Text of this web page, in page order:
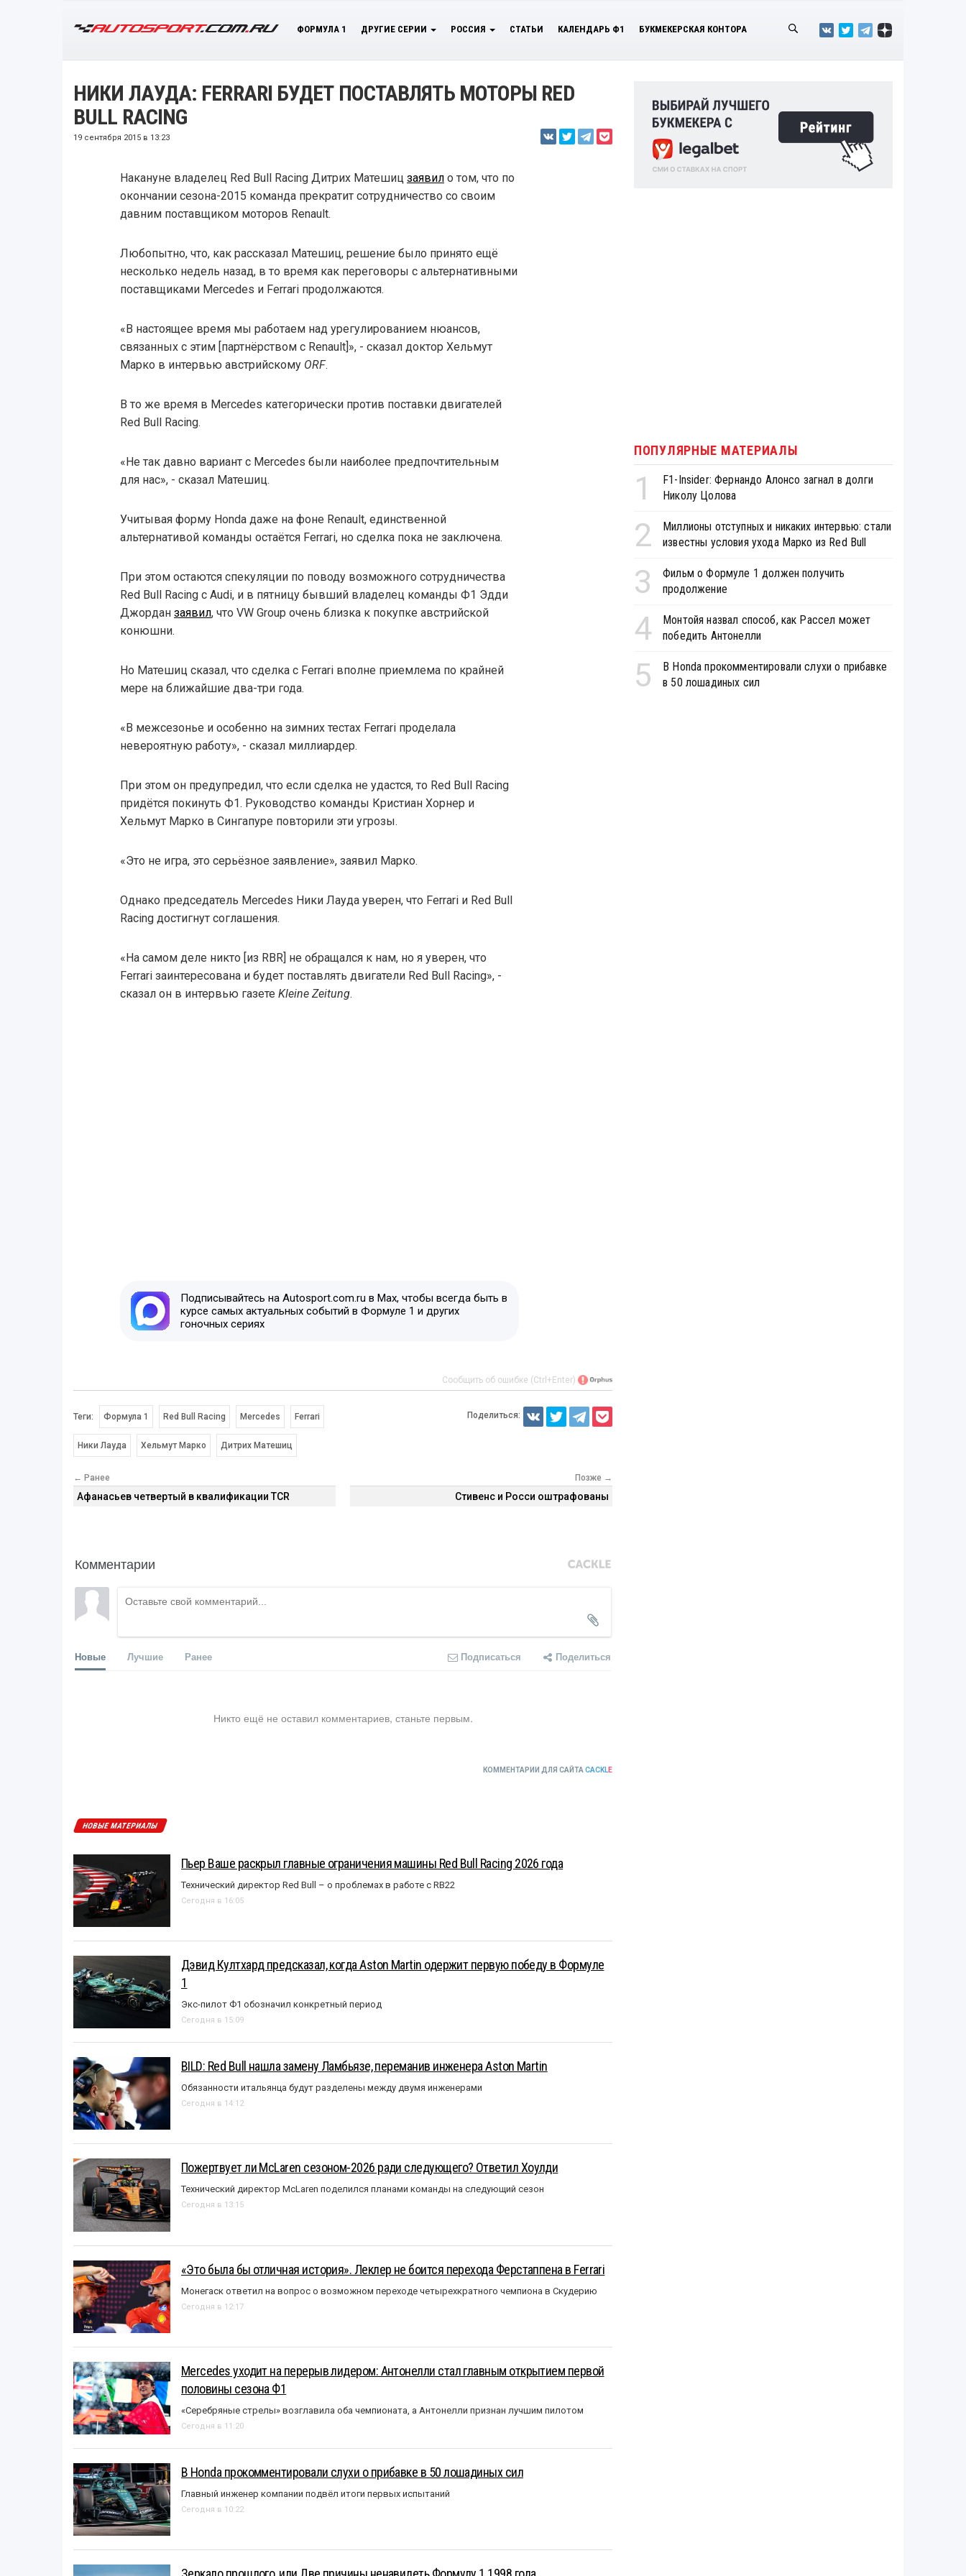
ФОРМУЛА 1 ДРУГИЕ СЕРИИ РОССИЯ СТАТЬИ КАЛЕНДАРЬ Ф1 БУКМЕКЕРСКАЯ КОНТОРА
НИКИ ЛАУДА: FERRARI БУДЕТ ПОСТАВЛЯТЬ МОТОРЫ RED
BULL RACING
19 сентября 2015 в 13:23
Накануне владелец Red Bull Racing Дитрих Матешиц заявило том, что по
окончании сезона-2015 команда прекратит сотрудничество со своим
давним поставщиком моторов Renault.
Любопытно, что, как рассказал Матешиц, решение было принято ещё
несколько недель назад, в то время как переговоры с альтернативными
поставщиками Mercedes и Ferrari продолжаются.
«В настоящее время мы работаем над урегулированием нюансов,
связанных с этим [партнёрством с Renault]», - сказал доктор Хельмут
Марко в интервью австрийскому ORF.
В то же время в Mercedes категорически против поставки двигателей
Red Bull Racing.
«Не так давно вариант с Mercedes были наиболее предпочтительным
для нас», - сказал Матешиц.
Учитывая форму Honda даже на фоне Renault, единственной
альтернативой команды остаётся Ferrari, но сделка пока не заключена.
При этом остаются спекуляции по поводу возможного сотрудничества
Red Bull Racing с Audi, и в пятницу бывший владелец команды Ф1 Эдди
Джордан заявил, что VW Group очень близка к покупке австрийской
конюшни.
Но Матешиц сказал, что сделка с Ferrari вполне приемлема по крайней
мере на ближайшие два-три года.
«В межсезонье и особенно на зимних тестах Ferrari проделала
невероятную работу», - сказал миллиардер.
При этом он предупредил, что если сделка не удастся, то Red Bull Racing
придётся покинуть Ф1. Руководство команды Кристиан Хорнер и
Хельмут Марко в Сингапуре повторили эти угрозы.
«Это не игра, это серьёзное заявление», заявил Марко.
Однако председатель Mercedes Ники Лауда уверен, что Ferrari и Red Bull
Racing достигнут соглашения.
«На самом деле никто [из RBR] не обращался к нам, но я уверен, что
Ferrari заинтересована и будет поставлять двигатели Red Bull Racing», -
сказал он в интервью газете Kleine Zeitung.
Подписывайтесь на Autosport.com.ru в Max, чтобы всегда быть в
курсе самых актуальных событий в Формуле 1 и других
гоночных сериях
Сообщить об ошибке (Ctrl+Enter)
Теги: Формула 1 Red Bull Racing Mercedes Ferrari
Ники Лауда Хельмут Марко Дитрих Матешиц
Поделиться:
← Ранее
Афанасьев четвертый в квалификации TCR
Позже →
Стивенс и Росси оштрафованы
Комментарии
Новые Лучшие Ранее Подписаться Поделиться
Никто ещё не оставил комментариев, станьте первым.
КОММЕНТАРИИ ДЛЯ САЙТА CACKLE
НОВЫЕ МАТЕРИАЛЫ
Пьер Ваше раскрыл главные ограничения машины Red Bull Racing 2026 года
Технический директор Red Bull – о проблемах в работе с RB22
Сегодня в 16:05
Дэвид Култхард предсказал, когда Aston Martin одержит первую победу в Формуле
1
Экс-пилот Ф1 обозначил конкретный период
Сегодня в 15:09
BILD: Red Bull нашла замену Ламбьязе, переманив инженера Aston Martin
Обязанности итальянца будут разделены между двумя инженерами
Сегодня в 14:12
Пожертвует ли McLaren сезоном-2026 ради следующего? Ответил Хоулди
Технический директор McLaren поделился планами команды на следующий сезон
Сегодня в 13:15
«Это была бы отличная история». Леклер не боится перехода Ферстаппена в Ferrari
Монегаск ответил на вопрос о возможном переходе четырехкратного чемпиона в Скудерию
Сегодня в 12:17
Mercedes уходит на перерыв лидером: Антонелли стал главным открытием первой
половины сезона Ф1
«Серебряные стрелы» возглавила оба чемпионата, а Антонелли признан лучшим пилотом
Сегодня в 11:20
В Honda прокомментировали слухи о прибавке в 50 лошадиных сил
Главный инженер компании подвёл итоги первых испытаний
Сегодня в 10:22
ПОПУЛЯРНЫЕ МАТЕРИАЛЫ
1
F1-Insider: Фернандо Алонсо загнал в долги
Николу Цолова
2
Миллионы отступных и никаких интервью: стали
известны условия ухода Марко из Red Bull
3
Фильм о Формуле 1 должен получить
продолжение
4
Монтойя назвал способ, как Рассел может
победить Антонелли
5
В Honda прокомментировали слухи о прибавке
в 50 лошадиных сил